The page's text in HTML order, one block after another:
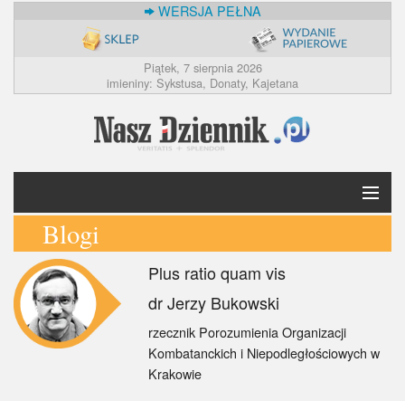
WERSJA PEŁNA
Piątek, 7 sierpnia 2026
imieniny: Sykstusa, Donaty, Kajetana
Krótko
Polska
Świat
Blogi
Plus ratio quam vis
dr Jerzy Bukowski
rzecznik Porozumienia Organizacji
Kombatanckich i Niepodległościowych w
Krakowie